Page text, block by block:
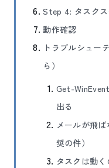
Step 4: タスク
動作確認
トラブルシュー
ら）
Get-
出る
メールが飛
奨の件）
タスクは動